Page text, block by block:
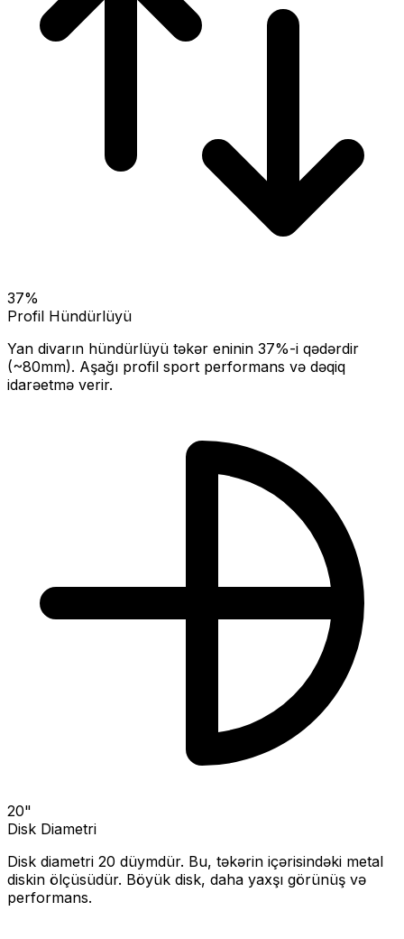
37%
Profil Hündürlüyü
Yan divarın hündürlüyü təkər eninin 37%-i qədərdir
(~80mm). Aşağı profil sport performans və dəqiq
idarəetmə verir.
20"
Disk Diametri
Disk diametri 20 düymdür. Bu, təkərin içərisindəki metal
diskin ölçüsüdür. Böyük disk, daha yaxşı görünüş və
performans.